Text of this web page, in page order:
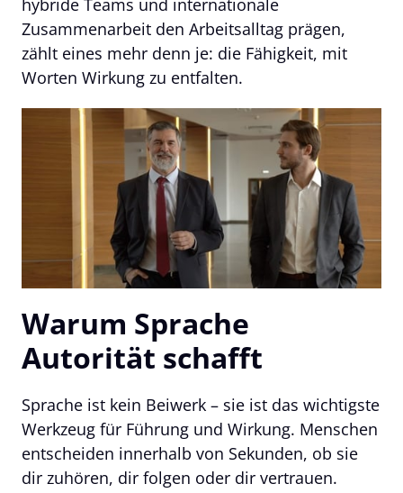
Zusammenarbeit den Arbeitsalltag prägen,
zählt eines mehr denn je: die Fähigkeit, mit
Worten Wirkung zu entfalten.
Warum Sprache
Autorität schafft
Sprache ist kein Beiwerk – sie ist das wichtigste
Werkzeug für Führung und Wirkung. Menschen
entscheiden innerhalb von Sekunden, ob sie
dir zuhören, dir folgen oder dir vertrauen.